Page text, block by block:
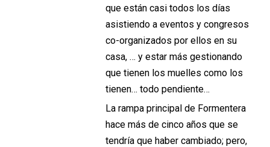
que están casi todos los días
asistiendo a eventos y congresos
co-organizados por ellos en su
casa, … y estar más gestionando
que tienen los muelles como los
tienen… todo pendiente…
La rampa principal de Formentera
hace más de cinco años que se
tendría que haber cambiado; pero,